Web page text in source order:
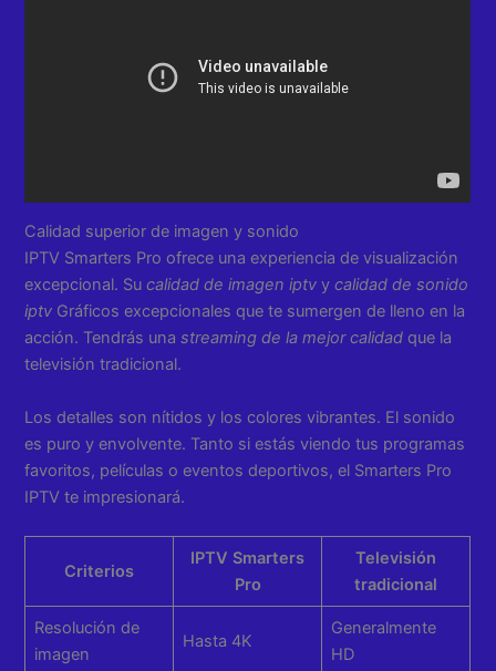
Calidad superior de imagen y sonido
IPTV Smarters Pro ofrece una experiencia de visualización
excepcional. Sucalidad de imagen iptv ycalidad de sonido
iptv Gráficos excepcionales que te sumergen de lleno en la
acción. Tendrás unastreaming de la mejor calidad que la
televisión tradicional.
Los detalles son nítidos y los colores vibrantes. El sonido
es puro y envolvente. Tanto si estás viendo tus programas
favoritos, películas o eventos deportivos, el Smarters Pro
IPTV te impresionará.
Criterios
IPTV Smarters
Pro
Televisión
tradicional
Resolución de
imagen
Hasta 4K
Generalmente
HD